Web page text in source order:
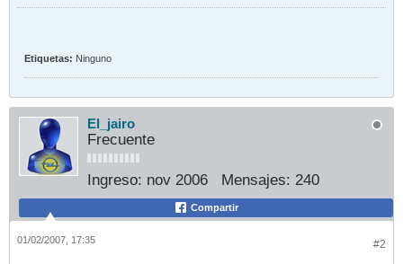
Etiquetas: Ninguno
El_jairo
Frecuente
Ingreso: nov 2006 Mensajes: 240
Compartir
#2
01/02/2007, 17:35